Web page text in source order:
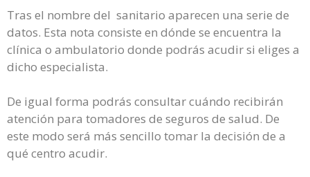
Tras el nombre del sanitario aparecen una serie de
datos. Esta nota consiste en dónde se encuentra la
clínica o ambulatorio donde podrás acudir si eliges a
dicho especialista.
De igual forma podrás consultar cuándo recibirán
atención para tomadores de seguros de salud. De
este modo será más sencillo tomar la decisión de a
qué centro acudir.